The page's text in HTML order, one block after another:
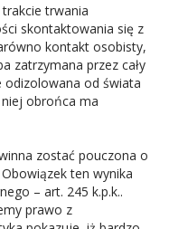
trwania
skontaktowania się z
kontakt osobisty,
zatrzymana przez cały
odizolowana od świata
obrońca ma
zostać pouczona o
ten wynika
– art. 245 k.p.k..
prawo z